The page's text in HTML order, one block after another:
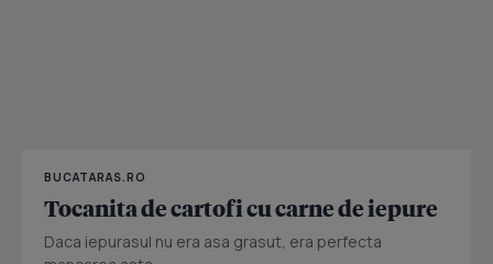
BUCATARAS.RO
Tocanita de cartofi cu carne de iepure
Daca iepurasul nu era asa grasut, era perfecta